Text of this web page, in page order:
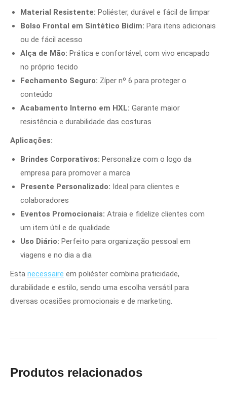
Material Resistente: Poliéster, durável e fácil de limpar
Bolso Frontal em Sintético Bidim: Para itens adicionais
ou de fácil acesso
Alça de Mão: Prática e confortável, com vivo encapado
no próprio tecido
Fechamento Seguro: Zíper nº 6 para proteger o
conteúdo
Acabamento Interno em HXL: Garante maior
resistência e durabilidade das costuras
Aplicações:
Brindes Corporativos: Personalize com o logo da
empresa para promover a marca
Presente Personalizado: Ideal para clientes e
colaboradores
Eventos Promocionais: Atraia e fidelize clientes com
um item útil e de qualidade
Uso Diário: Perfeito para organização pessoal em
viagens e no dia a dia
Esta necessaire em poliéster combina praticidade,
durabilidade e estilo, sendo uma escolha versátil para
diversas ocasiões promocionais e de marketing.
Produtos relacionados